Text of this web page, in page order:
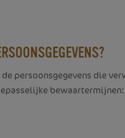
persoonsgegevens die
bewaartermijnen: